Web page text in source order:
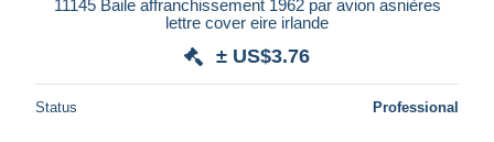
11145 Baile affranchissement 1962 par avion asnières
lettre cover eire irlande
± US$3.76
Status Professional